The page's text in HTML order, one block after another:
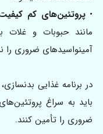
•پروتئین‌های کم
مانند حبوبات و
آمینواسیدهای ضروری را
در برنامه غذایی
باید به سراغ
ضروری را تأمین کنند.